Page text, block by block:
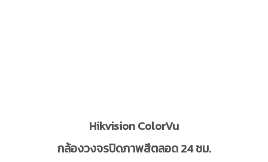
Hikvision ColorVu
กล้องวงจรปิดภาพสีตลอด 24 ชม.